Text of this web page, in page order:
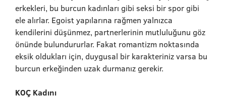
erkekleri, bu burcun kadınları gibi seksi bir spor gibi
ele alırlar. Egoist yapılarına rağmen yalnızca
kendilerini düşünmez, partnerlerinin mutluluğunu göz
önünde bulundururlar. Fakat romantizm noktasında
eksik oldukları için, duygusal bir karakteriniz varsa bu
burcun erkeğinden uzak durmanız gerekir.
KOÇ Kadını